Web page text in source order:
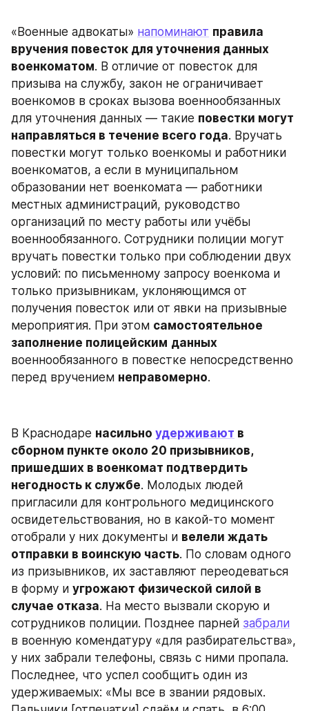
«Военные адвокаты» напоминают правила
вручения повесток для уточнения данных
военкоматом. В отличие от повесток для
призыва на службу, закон не ограничивает
военкомов в сроках вызова военнообязанных
для уточнения данных — такие повестки могут
направляться в течение всего года. Вручать
повестки могут только военкомы и работники
военкоматов, а если в муниципальном
образовании нет военкомата — работники
местных администраций, руководство
организаций по месту работы или учёбы
военнообязанного. Сотрудники полиции могут
вручать повестки только при соблюдении двух
условий: по письменному запросу военкома и
только призывникам, уклоняющимся от
получения повесток или от явки на призывные
мероприятия. При этом самостоятельное
заполнение полицейским данных
военнообязанного в повестке непосредственно
перед вручением неправомерно.
В Краснодаре насильно удерживают в
сборном пункте около 20 призывников,
пришедших в военкомат подтвердить
негодность к службе. Молодых людей
пригласили для контрольного медицинского
освидетельствования, но в какой-то момент
отобрали у них документы и велели ждать
отправки в воинскую часть. По словам одного
из призывников, их заставляют переодеваться
в форму и угрожают физической силой в
случае отказа. На место вызвали скорую и
сотрудников полиции. Позднее парней забрали
в военную комендатуру «для разбирательства»,
у них забрали телефоны, связь с ними пропала.
Последнее, что успел сообщить один из
удерживаемых: «Мы все в звании рядовых.